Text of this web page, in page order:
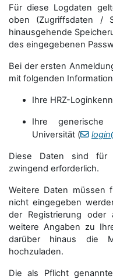
Für diese Logdaten
oben (Zugriffsdaten /
hinausgehende
des eingegebenen
Bei der ersten
mit folgenden
Ihre HRZ-
Ihre
Universität (
login
Diese Daten sind für
zwingend erforderlich.
Weitere Daten müssen
nicht eingegeben
der Registrierung oder
weitere Angaben zu
darüber hinaus die
hochzuladen.
Die als Pflicht